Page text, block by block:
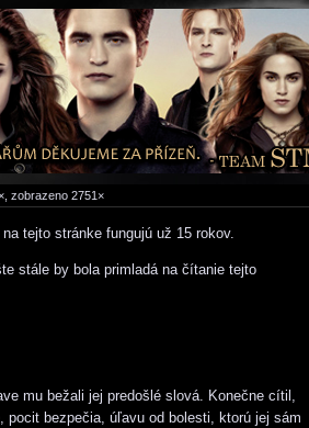
zobrazeno 2751×
tejto stránke fungujú už 15 rokov.
stále by bola primladá na čítanie tejto
mu bežali jej predošlé slová. Konečne cítil,
bezpečia, úľavu od bolesti, ktorú jej sám